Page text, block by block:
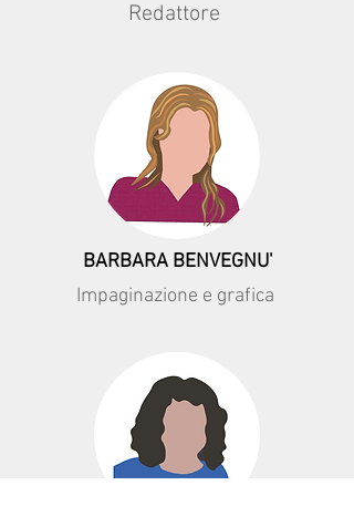
Redattore
BARBARA BENVEGNU'
Impaginazione e grafica